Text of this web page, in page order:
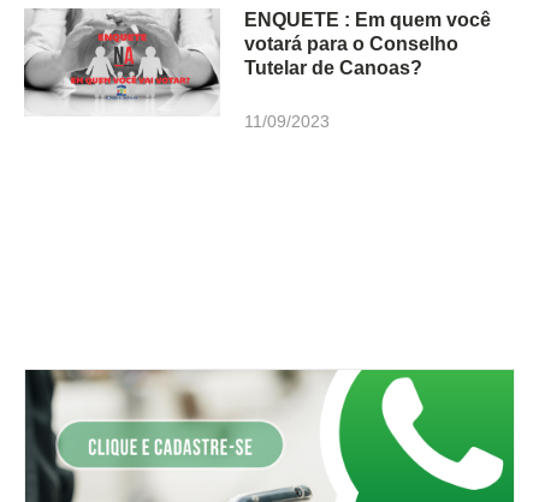
ENQUETE : Em quem você
votará para o Conselho
Tutelar de Canoas?
11/09/2023